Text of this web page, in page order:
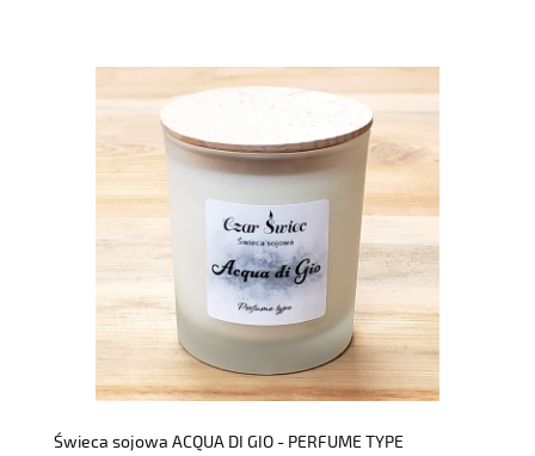
Świeca sojowa ACQUA DI GIO - PERFUME TYPE
do koszyka